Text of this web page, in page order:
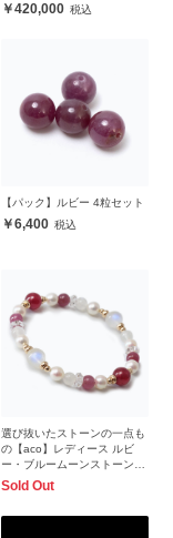
420,000
【パック】ルビー 4粒セット
6,400
選び抜いたストーンの一点も
の【aco】レディース ルビ
ー・ブルームーンストーンブ
レスレット
Sold Out